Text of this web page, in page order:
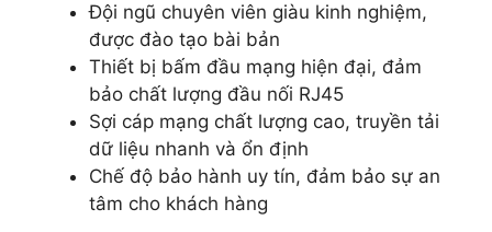
Đội ngũ chuyên viên giàu kinh nghiệm,
được đào tạo bài bản
Thiết bị bấm đầu mạng hiện đại, đảm
bảo chất lượng đầu nối RJ45
Sợi cáp mạng chất lượng cao, truyền tải
dữ liệu nhanh và ổn định
Chế độ bảo hành uy tín, đảm bảo sự an
tâm cho khách hàng